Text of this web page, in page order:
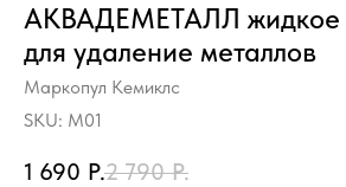
АКВАДЕМЕТАЛЛ жидкое
для удаление металлов
Маркопул Кемиклс
SKU: M01
1 690 Р.2 790 Р.